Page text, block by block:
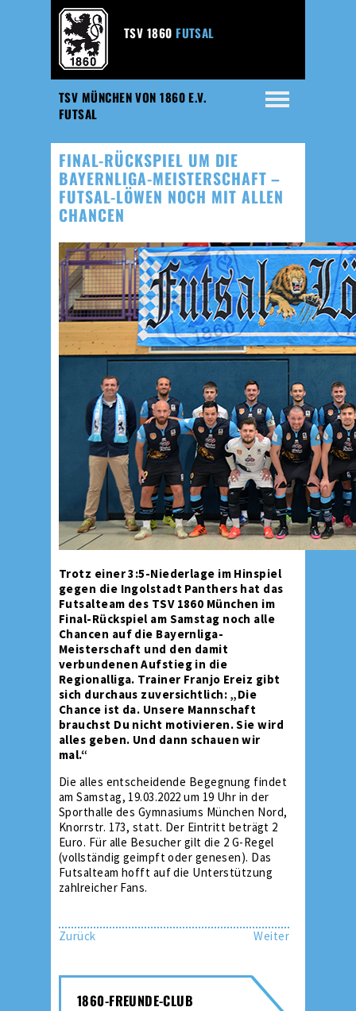
TSV MÜNCHEN VON 1860 E.V.
FUTSAL
TSV 1860 FUTSAL
FINAL-RÜCKSPIEL UM DIE
BAYERNLIGA-MEISTERSCHAFT –
FUTSAL-LÖWEN NOCH MIT ALLEN
CHANCEN
Trotz einer 3:5-Niederlage im Hinspiel
gegen die Ingolstadt Panthers hat das
Futsalteam des TSV 1860 München im
Final-Rückspiel am Samstag noch alle
Chancen auf die Bayernliga-
Meisterschaft und den damit
verbundenen Aufstieg in die
Regionalliga. Trainer Franjo Ereiz gibt
sich durchaus zuversichtlich: „Die
Chance ist da. Unsere Mannschaft
brauchst Du nicht motivieren. Sie wird
alles geben. Und dann schauen wir
mal.“
Die alles entscheidende Begegnung findet
am Samstag, 19.03.2022 um 19 Uhr in der
Sporthalle des Gymnasiums München Nord,
Knorrstr. 173, statt. Der Eintritt beträgt 2
Euro. Für alle Besucher gilt die 2 G-Regel
(vollständig geimpft oder genesen). Das
Futsalteam hofft auf die Unterstützung
zahlreicher Fans.
Zurück Weiter
1860-FREUNDE-CLUB